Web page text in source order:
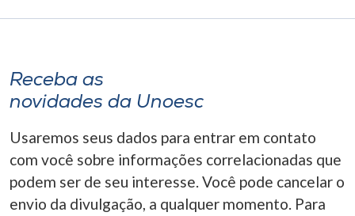
Receba as
novidades da Unoesc
Usaremos seus dados para entrar em contato
com você sobre informações correlacionadas que
podem ser de seu interesse. Você pode cancelar o
envio da divulgação, a qualquer momento. Para